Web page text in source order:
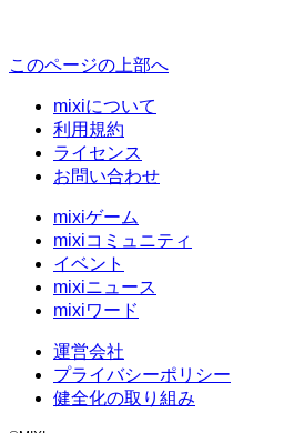
このページの上部へ
mixiについて
利用規約
ライセンス
お問い合わせ
mixiゲーム
mixiコミュニティ
イベント
mixiニュース
mixiワード
運営会社
プライバシーポリシー
健全化の取り組み